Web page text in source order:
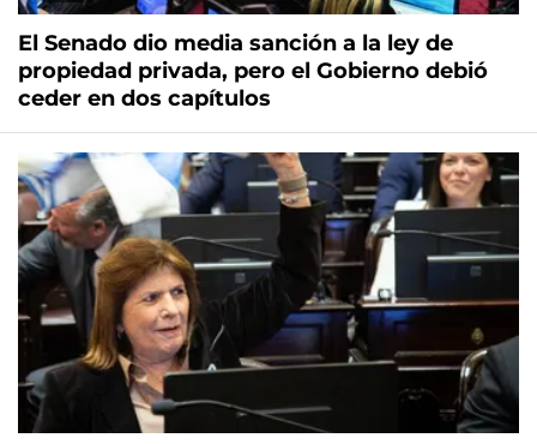
El Senado dio media sanción a la ley de
propiedad privada, pero el Gobierno debió
ceder en dos capítulos